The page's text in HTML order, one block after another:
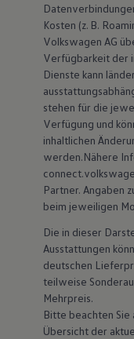
Jetzt
Modelle und
voller
All (10)
10 von 10
Kosten (z. B.
Volkswagen AG
Verfügbarkeit der
Dienste kann
stehen für die
Verfügung und
inhaltlichen
werden.Nähere
Partner. Angaben
beim jeweiligen
Die in dieser
Ausstattungen
deutschen
teilweise
Mehrpreis.
Bitte beachten
Übersicht der